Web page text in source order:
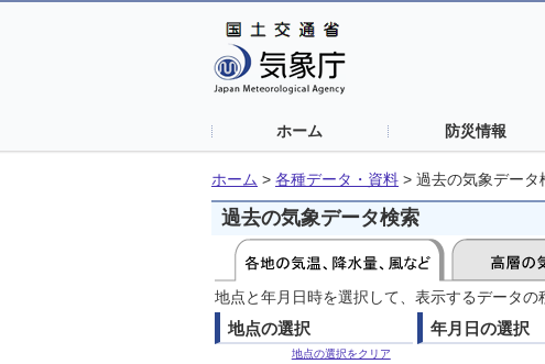
ホーム 防災情報
ホーム > 各種データ・資料 > 過去の気象データ
過去の気象データ検索
地点と年月日時を選択して、表示するデータの
地点の選択
地点の選択をクリア
年月日の選択